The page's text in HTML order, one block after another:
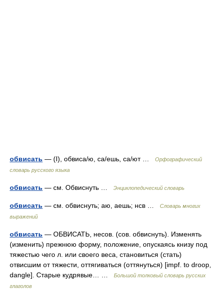
обвисать — (I), обвиса/ю, са/ешь, са/ют …
Орфографический
словарь русского языка
обвисать — см. Обвиснуть … Энциклопедический словарь
обвисать — см. обвиснуть; аю, аешь; нсв …
Словарь многих
выражений
обвисать — ОБВИСАТЬ, несов. (сов. обвиснуть). Изменять
(изменить) прежнюю форму, положение, опускаясь книзу под
тяжестью чего л. или своего веса, становиться (стать)
отвисшим от тяжести, оттягиваться (оттянуться) [impf. to droop,
dangle]. Старые кудрявые… …
Большой толковый словарь русских
глаголов